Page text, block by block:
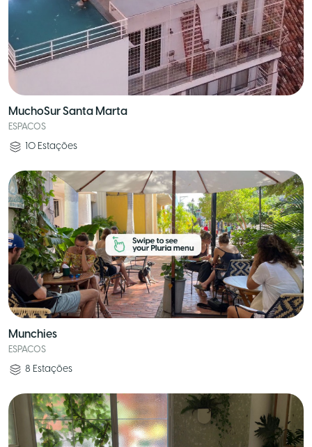
MuchoSur Santa Marta
ESPACOS
10 Estações
Munchies
ESPACOS
8 Estações